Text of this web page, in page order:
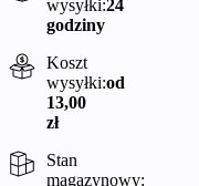
wysyłki:24
godziny
Koszt
wysyłki:od
13,00
zł
Stan
magazynowy: